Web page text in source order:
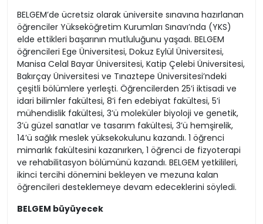
BELGEM’de ücretsiz olarak üniversite sınavına hazırlanan
öğrenciler Yükseköğretim Kurumları Sınavı’nda (YKS)
elde ettikleri başarının mutluluğunu yaşadı. BELGEM
öğrencileri Ege Üniversitesi, Dokuz Eylül Üniversitesi,
Manisa Celal Bayar Üniversitesi, Katip Çelebi Üniversitesi,
Bakırçay Üniversitesi ve Tınaztepe Üniversitesi’ndeki
çeşitli bölümlere yerleşti. Öğrencilerden 25’i iktisadi ve
idari bilimler fakültesi, 8’i fen edebiyat fakültesi, 5’i
mühendislik fakültesi, 3’ü moleküler biyoloji ve genetik,
3’ü güzel sanatlar ve tasarım fakültesi, 3’ü hemşirelik,
14’ü sağlık meslek yüksekokulunu kazandı. 1 öğrenci
mimarlık fakültesini kazanırken, 1 öğrenci de fizyoterapi
ve rehabilitasyon bölümünü kazandı. BELGEM yetkilileri,
ikinci tercihi dönemini bekleyen ve mezuna kalan
öğrencileri desteklemeye devam edeceklerini söyledi.
BELGEM büyüyecek